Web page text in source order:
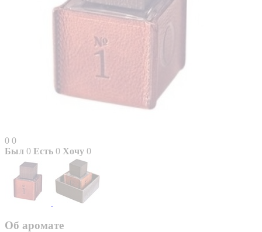
0 0
Был 0 Есть 0 Хочу 0
Об аромате